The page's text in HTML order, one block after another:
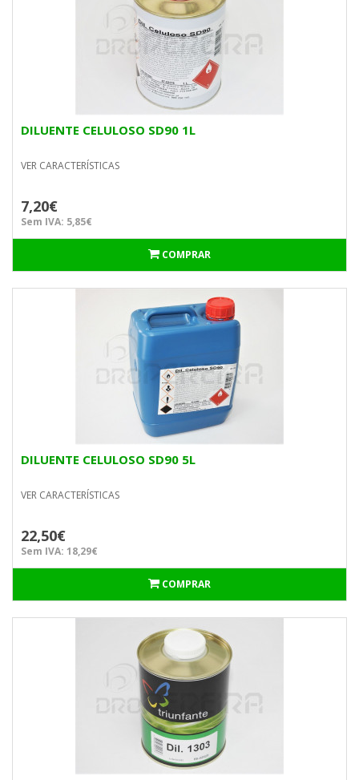
DILUENTE CELULOSO SD90 1L
VER CARACTERÍSTICAS
7,20€
Sem IVA: 5,85€
COMPRAR
DILUENTE CELULOSO SD90 5L
VER CARACTERÍSTICAS
22,50€
Sem IVA: 18,29€
COMPRAR